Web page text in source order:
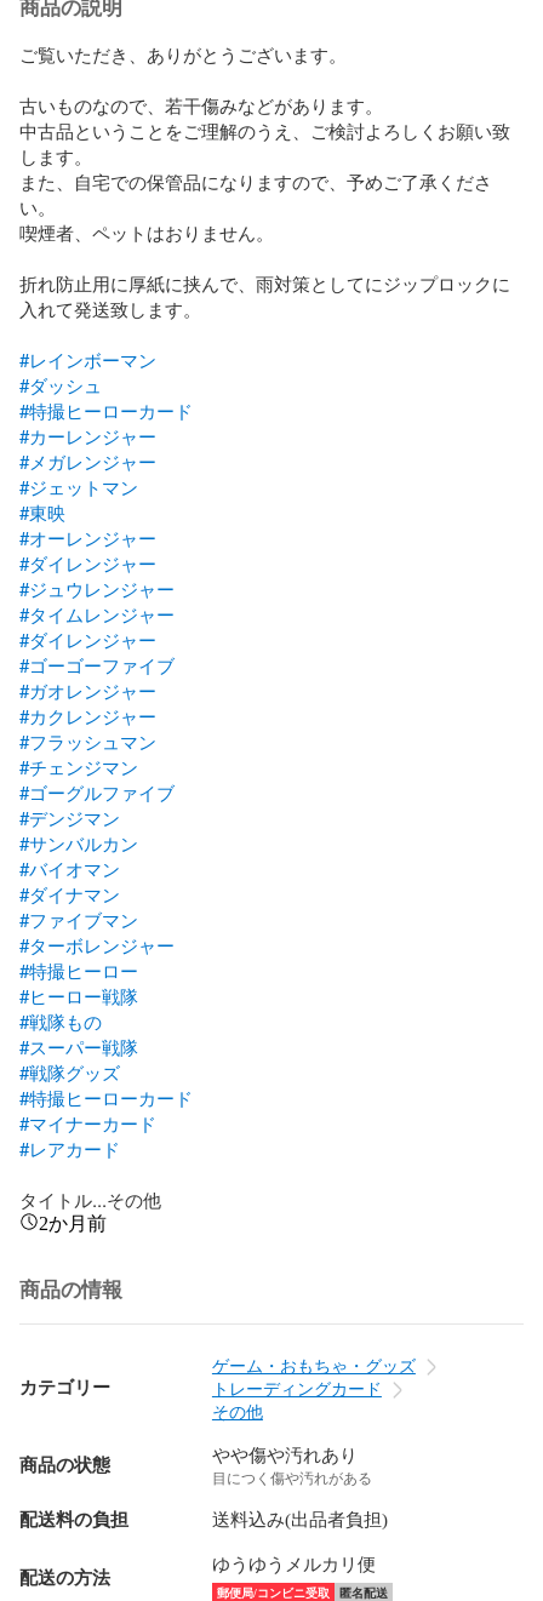
商品の説明
ご覧いただき、ありがとうございます。
古いものなので、若干傷みなどがあります。
中古品ということをご理解のうえ、ご検討よろしくお願い致
します。
また、自宅での保管品になりますので、予めご了承くださ
い。
喫煙者、ペットはおりません。
折れ防止用に厚紙に挟んで、雨対策としてにジップロックに
入れて発送致します。
#レインボーマン
#ダッシュ
#特撮ヒーローカード
#カーレンジャー
#メガレンジャー
#ジェットマン
#東映
#オーレンジャー
#ダイレンジャー
#ジュウレンジャー
#タイムレンジャー
#ダイレンジャー
#ゴーゴーファイブ
#ガオレンジャー
#カクレンジャー
#フラッシュマン
#チェンジマン
#ゴーグルファイブ
#デンジマン
#サンバルカン
#バイオマン
#ダイナマン
#ファイブマン
#ターボレンジャー
#特撮ヒーロー
#ヒーロー戦隊
#戦隊もの
#スーパー戦隊
#戦隊グッズ
#特撮ヒーローカード
#マイナーカード
#レアカード
タイトル...その他
2か月前
商品の情報
カテゴリー
ゲーム・おもちゃ・グッズ
トレーディングカード
その他
商品の状態 やや傷や汚れあり
目につく傷や汚れがある
配送料の負担 送料込み(出品者負担)
配送の方法
ゆうゆうメルカリ便
郵便局/コンビニ受取 匿名配送